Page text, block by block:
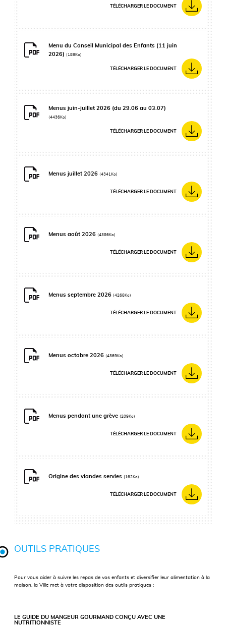
TÉLÉCHARGER LE DOCUMENT
Menu du Conseil Municipal des Enfants (11 juin
2026)(189Ko)
TÉLÉCHARGER LE DOCUMENT
Menus juin-juillet 2026 (du 29.06 au 03.07)
(4436Ko)
TÉLÉCHARGER LE DOCUMENT
Menus juillet 2026(4341Ko)
TÉLÉCHARGER LE DOCUMENT
Menus août 2026(4386Ko)
TÉLÉCHARGER LE DOCUMENT
Menus septembre 2026(4268Ko)
TÉLÉCHARGER LE DOCUMENT
Menus octobre 2026(4369Ko)
TÉLÉCHARGER LE DOCUMENT
Menus pendant une grève(209Ko)
TÉLÉCHARGER LE DOCUMENT
Origine des viandes servies(162Ko)
TÉLÉCHARGER LE DOCUMENT
OUTILS PRATIQUES
Pour vous aider à suivre les repas de vos enfants et diversifier leur alimentation à la
maison, la Ville met à votre disposition des outils pratiques :
LE GUIDE DU MANGEUR GOURMAND CONÇU AVEC UNE
NUTRITIONNISTE